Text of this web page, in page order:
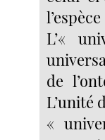
l’espèce
L’«
de
L’unité
«